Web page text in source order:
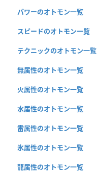
パワーのオトモン一覧
スピードのオトモン一覧
テクニックのオトモン一覧
無属性のオトモン一覧
火属性のオトモン一覧
水属性のオトモン一覧
雷属性のオトモン一覧
氷属性のオトモン一覧
龍属性のオトモン一覧